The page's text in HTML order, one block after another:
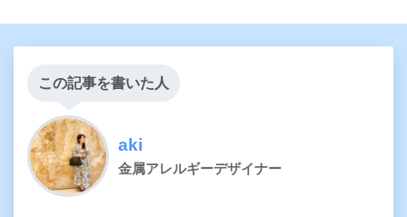
この記事を書いた人
aki
金属アレルギーデザイナー